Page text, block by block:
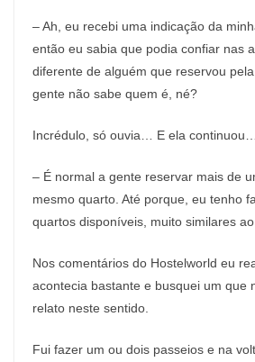
– Ah, eu recebi uma indicação da
então eu sabia que podia confiar nas
diferente de alguém que reservou
gente não sabe quem é, né?
Incrédulo, só ouvia… E ela continuou…
– É normal a gente reservar mais de
mesmo quarto. Até porque, eu tenho
quartos disponíveis, muito similares ao
Nos comentários do Hostelworld eu
acontecia bastante e busquei um que
relato neste sentido.
Fui fazer um ou dois passeios e na